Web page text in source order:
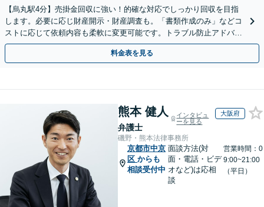
【烏丸駅4分】売掛金回収に強い！的確な対応でしっかり回収を目指
します。必要に応じ財産開示・財産調査も。「書類作成のみ」などコ
ストに応じて依頼内容も柔軟に変更可能です。トラブル防止アドバイ
ス・顧問契約なども【Web面談可】【初回相談無料】
料金表を見る
熊本 健人
弁護士
インタビュ
ーを見る
大阪府
磯野・熊本法律事務所
京都市中京
区 からも
相談受付中
面談方法(対
面・電話・ビデ
オなど)は応相
談
営業時間：0
9:00~21:00
（平日）